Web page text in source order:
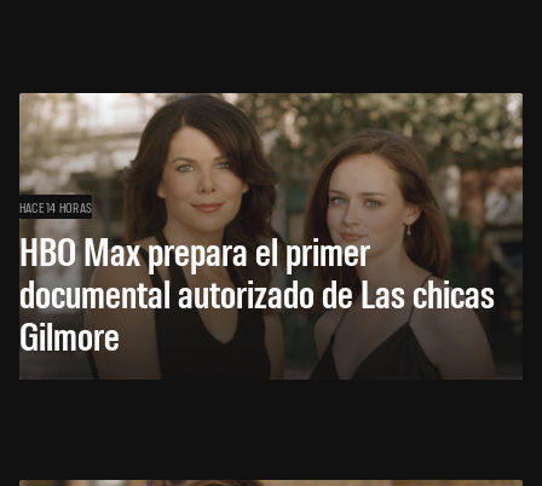
HACE 14 HORAS
HBO Max prepara el primer
documental autorizado de Las chicas
Gilmore